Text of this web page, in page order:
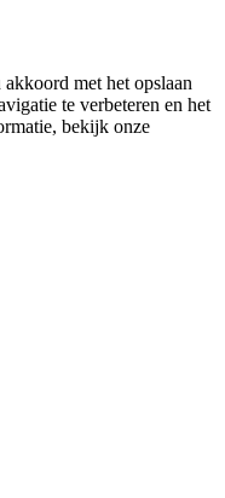
met het opslaan
te verbeteren en het
bekijk onze